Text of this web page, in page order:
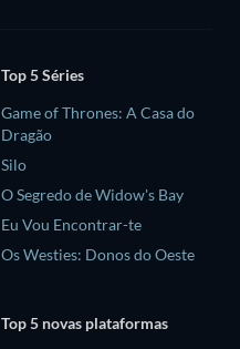
Top 5 Séries
Game of Thrones: A Casa do
Dragão
Silo
O Segredo de Widow's Bay
Eu Vou Encontrar-te
Os Westies: Donos do Oeste
Top 5 novas plataformas